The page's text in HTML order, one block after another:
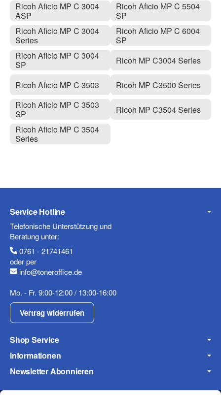
Ricoh Aficio MP C 3004
ASP
Ricoh Aficio MP C 3004
Series
Ricoh Aficio MP C 3004
SP
Ricoh Aficio MP C 3503
Ricoh Aficio MP C 3503
SP
Ricoh Aficio MP C 3504
Series
Ricoh Aficio MP C 5504
SP
Ricoh Aficio MP C 6004
SP
Ricoh MP C3004 Series
Ricoh MP C3500 Series
Ricoh MP C3504 Series
Service Hotline
Telefonische Unterstützung und
Beratung unter:
0761 - 21741461
oder per
info@toneroffice.de
Mo. - Fr. 9:00-12:00 / 13:00-16:00
Vertrag widerrufen
Shop Service
Informationen
Newsletter Abonnieren